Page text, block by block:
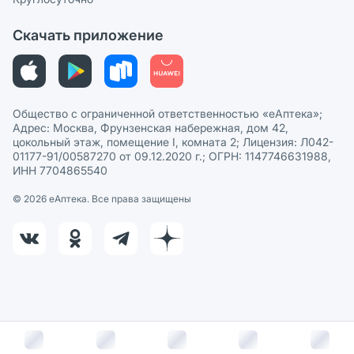
Политика рекомендаций
Этика и соответствие
Политика в отношении обработки персональных данных
Скачать приложение
Общество с ограниченной ответственностью «еАптека»;
Адрес: Москва, Фрунзенская набережная, дом 42,
цокольный этаж, помещение I, комната 2; Лицензия: Л042-
01177-91/00587270 от 09.12.2020 г.; ОГРН: 1147746631988,
ИНН 7704865540
© 2026 eАптека. Все права защищены